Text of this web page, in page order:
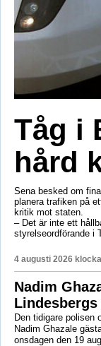
Tåg i
hård
Sena besked om
planera trafiken på
kritik mot staten.
– Det är inte ett
styrelseordförande i
4 augusti 2026
Nadim
Den tidigare polisen
Nadim Ghazale
onsdagen den 19